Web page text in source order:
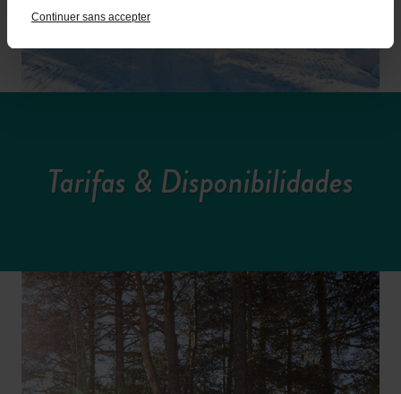
Continuer sans accepter
Tarifas & Disponibilidades